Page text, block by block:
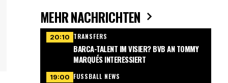
MEHR NACHRICHTEN
20:10 TRANSFERS
BARCA-TALENT IM VISIER? BVB AN TOMMY
MARQUÉS INTERESSIERT
19:00 FUSSBALL NEWS